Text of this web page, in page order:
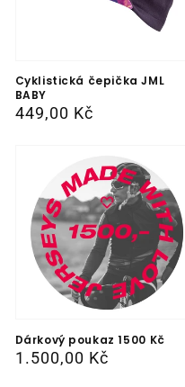
Cyklistická čepička JML
BABY
Běžná
449,00 Kč
Dárkový poukaz 1500 Kč
Běžná
1.500,00 Kč